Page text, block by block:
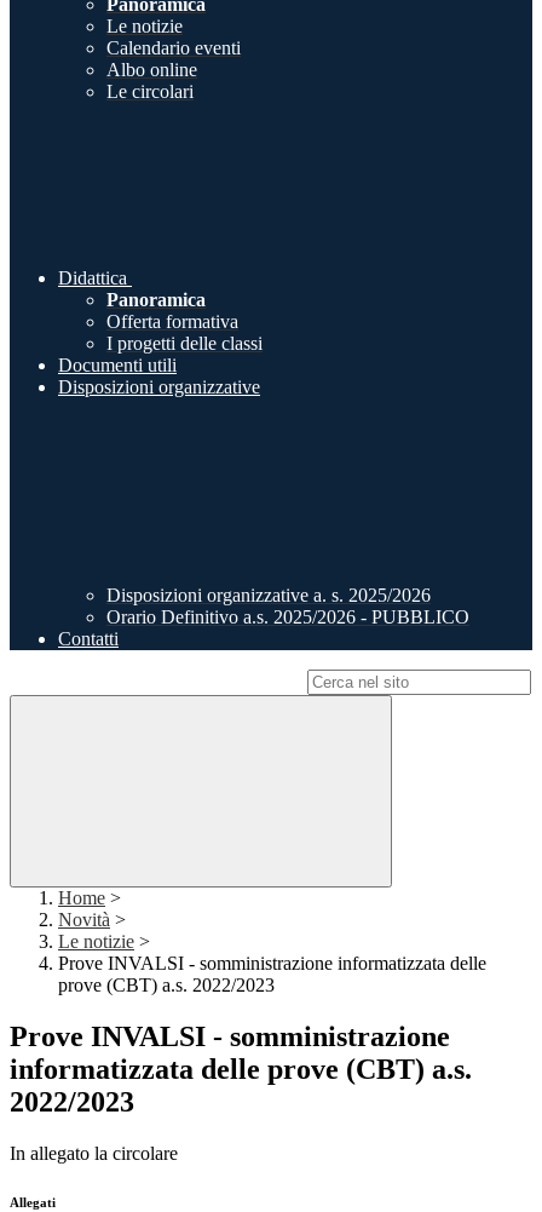
Panoramica
Le notizie
Calendario eventi
Albo online
Le circolari
Didattica
Panoramica
Offerta formativa
I progetti delle classi
Documenti utili
Disposizioni organizzative
Disposizioni organizzative a. s. 2025/2026
Orario Definitivo a.s. 2025/2026 - PUBBLICO
Contatti
Home >
Novità >
Le notizie >
Prove INVALSI - somministrazione informatizzata delle
prove (CBT) a.s. 2022/2023
Prove INVALSI - somministrazione
informatizzata delle prove (CBT) a.s.
2022/2023
In allegato la circolare
Allegati